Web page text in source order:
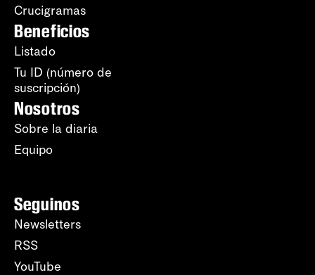
Crucigramas
Beneficios
Listado
Tu ID (número de
suscripción)
Nosotros
Sobre la diaria
Equipo
Seguinos
Newsletters
RSS
YouTube